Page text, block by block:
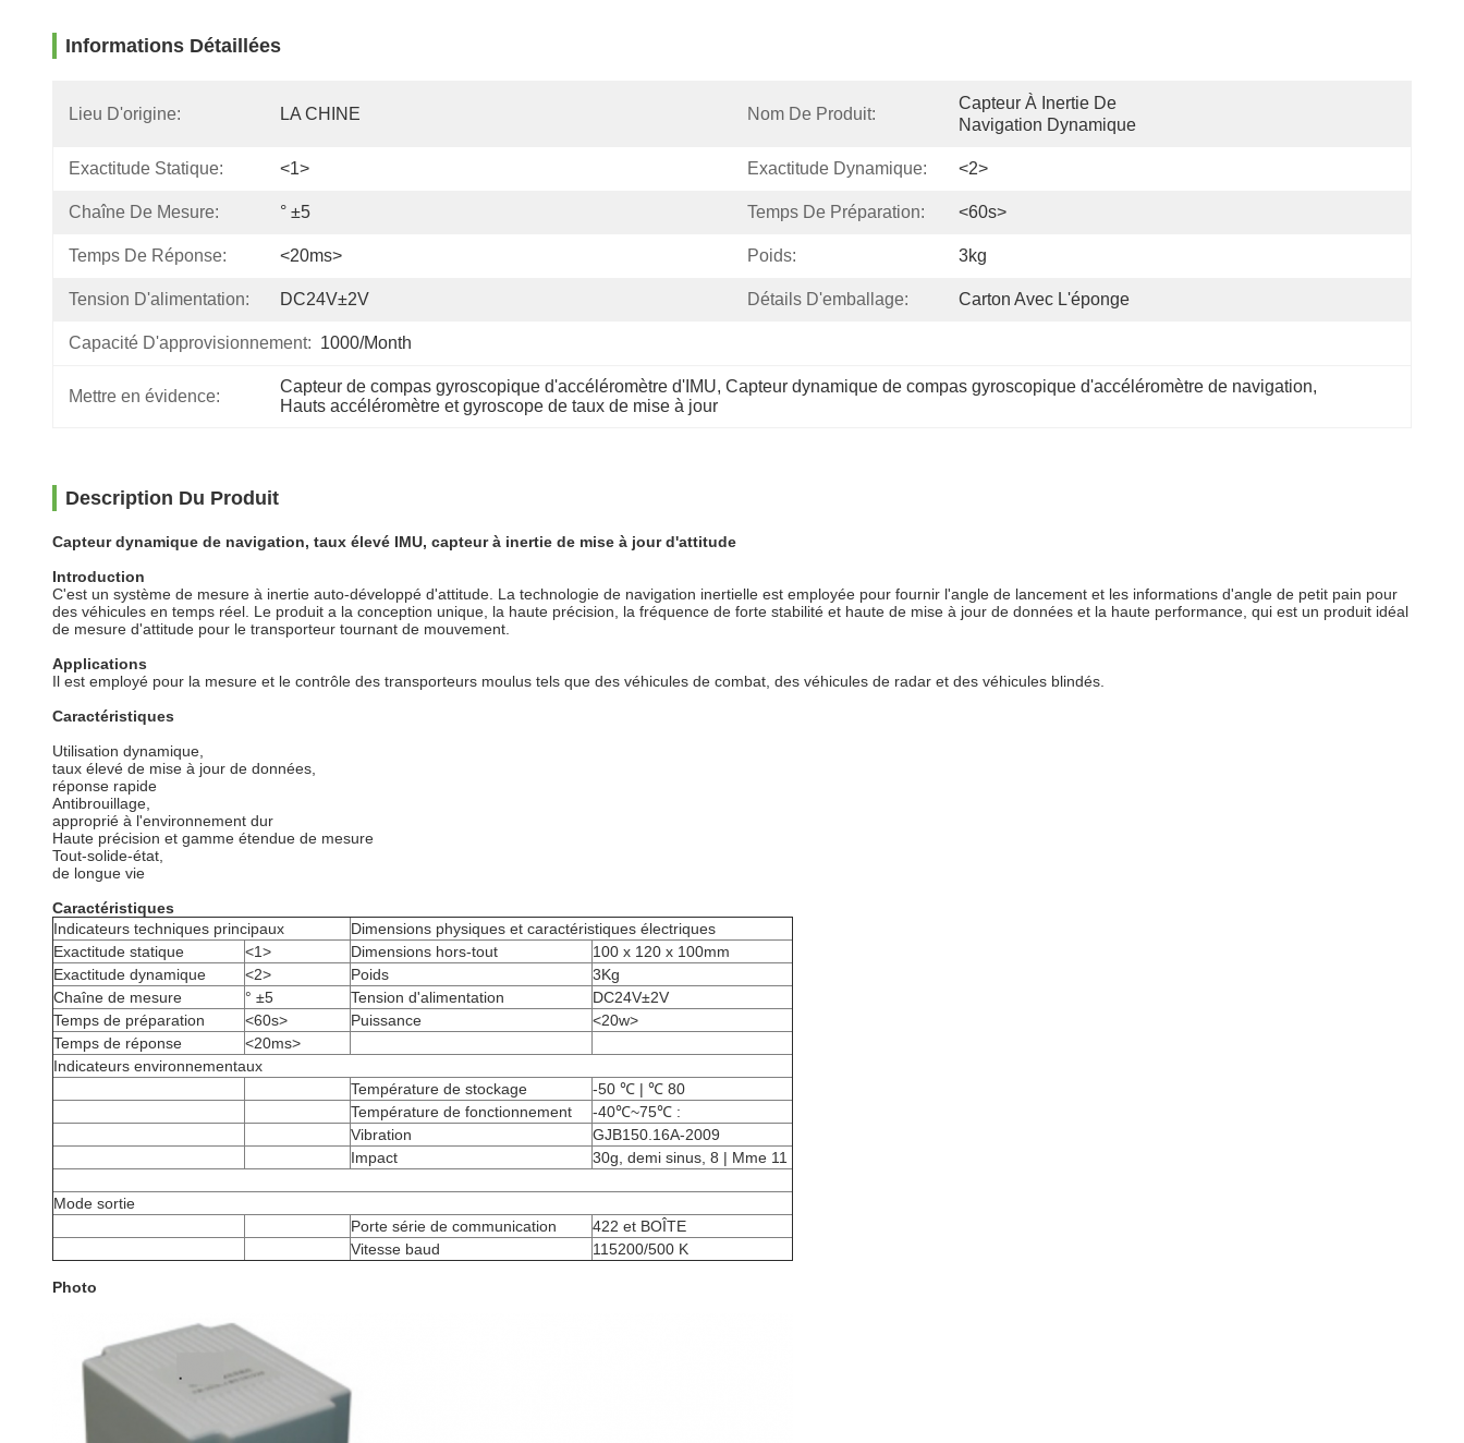
Informations Détaillées
Lieu D'origine: LA CHINE Nom De Produit:
Capteur À Inertie De
Navigation Dynamique
Exactitude Statique: <1> Exactitude Dynamique: <2>
Chaîne De Mesure: ° ±5 Temps De Préparation: <60s>
Temps De Réponse: <20ms> Poids: 3kg
Tension D'alimentation: DC24V±2V Détails D'emballage: Carton Avec L'éponge
Capacité D'approvisionnement: 1000/Month
Mettre en évidence:
Capteur de compas gyroscopique d'accéléromètre d'IMU, Capteur dynamique de compas gyroscopique d'accéléromètre de navigation,
Hauts accéléromètre et gyroscope de taux de mise à jour
Description Du Produit
Capteur dynamique de navigation, taux élevé IMU, capteur à inertie de mise à jour d'attitude
Introduction
C'est un système de mesure à inertie auto-développé d'attitude. La technologie de navigation inertielle est employée pour fournir l'angle de lancement et les informations d'angle de petit pain pour
des véhicules en temps réel. Le produit a la conception unique, la haute précision, la fréquence de forte stabilité et haute de mise à jour de données et la haute performance, qui est un produit idéal
de mesure d'attitude pour le transporteur tournant de mouvement.
Applications
Il est employé pour la mesure et le contrôle des transporteurs moulus tels que des véhicules de combat, des véhicules de radar et des véhicules blindés.
Caractéristiques
Utilisation dynamique,
taux élevé de mise à jour de données,
réponse rapide
Antibrouillage,
approprié à l'environnement dur
Haute précision et gamme étendue de mesure
Tout-solide-état,
de longue vie
Caractéristiques
Indicateurs techniques principaux
Dimensions physiques et caractéristiques électriques
Exactitude statique
<1> Dimensions hors-tout
100 x 120 x 100mm
Exactitude dynamique
<2> Poids
3Kg
Chaîne de mesure
° ±5 Tension d'alimentation
DC24V±2V
Temps de préparation
<60s> Puissance
<20w>
Temps de réponse
<20ms>
Indicateurs environnementaux
Température de stockage
-50 ℃ | ℃ 80
Température de fonctionnement
-40℃~75℃ :
Vibration
GJB150.16A-2009
Impact
30g, demi sinus, 8 | Mme 11
Mode sortie
Porte série de communication
422 et BOÎTE
Vitesse baud
115200/500 K
Photo